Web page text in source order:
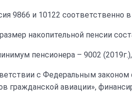
9866 и 10122 соответственно в
накопительной пенсии
пенсионера – 9002
с Федеральным законом
гражданской авиации»,